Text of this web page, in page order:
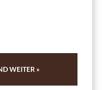
WEITER »